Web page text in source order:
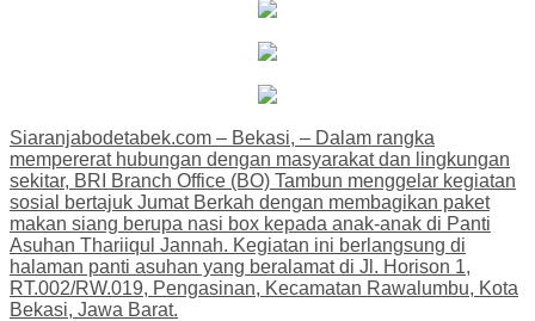
Siaranjabodetabek.com – Bekasi, – Dalam rangka
mempererat hubungan dengan masyarakat dan lingkungan
sekitar, BRI Branch Office (BO) Tambun menggelar kegiatan
sosial bertajuk Jumat Berkah dengan membagikan paket
makan siang berupa nasi box kepada anak-anak di Panti
Asuhan Thariiqul Jannah. Kegiatan ini berlangsung di
halaman panti asuhan yang beralamat di Jl. Horison 1,
RT.002/RW.019, Pengasinan, Kecamatan Rawalumbu, Kota
Bekasi, Jawa Barat.